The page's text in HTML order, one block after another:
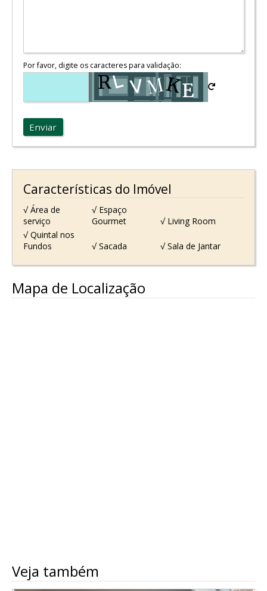
Por favor, digite os caracteres para validação:
Enviar
Características do Imóvel
√ Área de
serviço
√ Espaço
Gourmet
√ Living Room
√ Quintal nos
Fundos
√ Sacada √ Sala de Jantar
Mapa de Localização
Veja também